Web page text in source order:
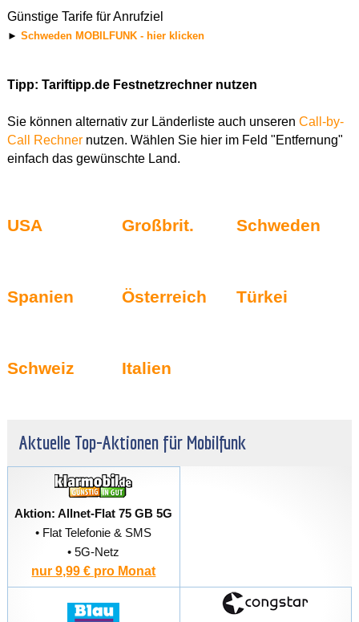
Günstige Tarife für Anrufziel
► Schweden MOBILFUNK - hier klicken
Tipp: Tariftipp.de Festnetzrechner nutzen
Sie können alternativ zur Länderliste auch unseren Call-by-
Call Rechnernutzen. Wählen Sie hier im Feld "Entfernung"
einfach das gewünschte Land.
USA
Spanien
Schweiz
Großbrit.
Österreich
Italien
Schweden
Türkei
Aktuelle Top-Aktionen für Mobilfunk
Aktion: Allnet-Flat 75 GB 5G
• Flat Telefonie & SMS
• 5G-Netz
nur 9,99 € pro Monat